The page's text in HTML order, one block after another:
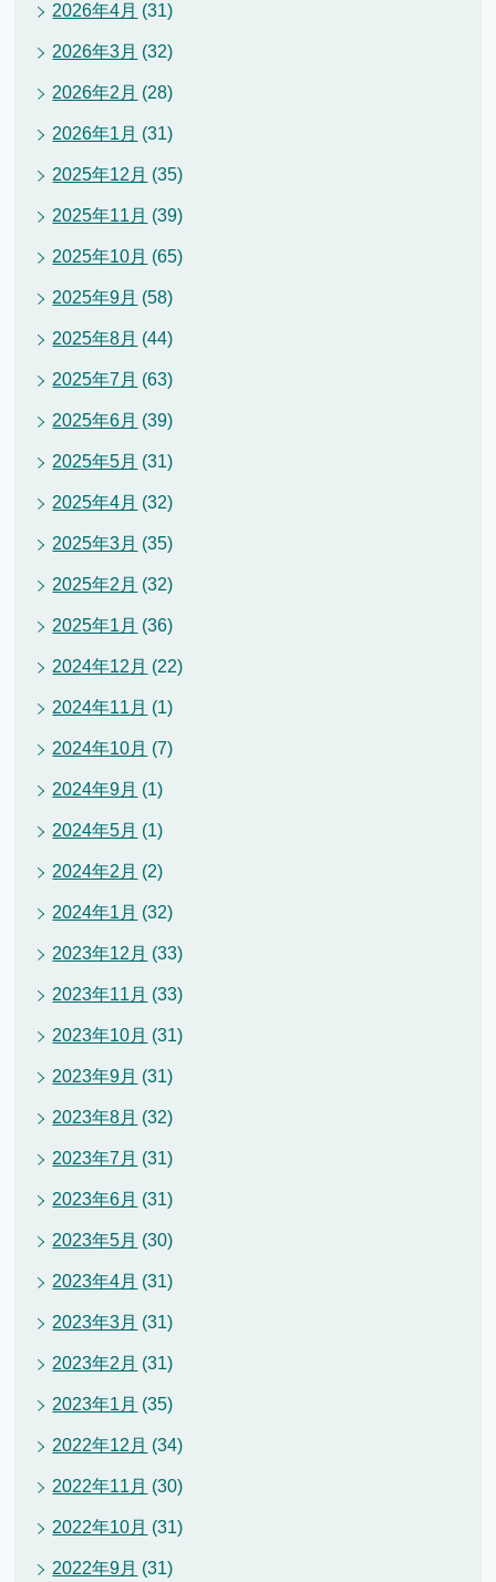
2026年4月 (31)
2026年3月 (32)
2026年2月 (28)
2026年1月 (31)
2025年12月 (35)
2025年11月 (39)
2025年10月 (65)
2025年9月 (58)
2025年8月 (44)
2025年7月 (63)
2025年6月 (39)
2025年5月 (31)
2025年4月 (32)
2025年3月 (35)
2025年2月 (32)
2025年1月 (36)
2024年12月 (22)
2024年11月 (1)
2024年10月 (7)
2024年9月 (1)
2024年5月 (1)
2024年2月 (2)
2024年1月 (32)
2023年12月 (33)
2023年11月 (33)
2023年10月 (31)
2023年9月 (31)
2023年8月 (32)
2023年7月 (31)
2023年6月 (31)
2023年5月 (30)
2023年4月 (31)
2023年3月 (31)
2023年2月 (31)
2023年1月 (35)
2022年12月 (34)
2022年11月 (30)
2022年10月 (31)
2022年9月 (31)